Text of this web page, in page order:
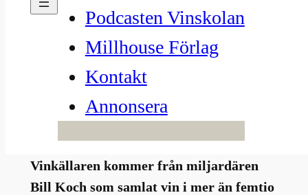
Podcasten Vinskolan
Millhouse Förlag
Kontakt
Annonsera
jun 4, 2025—avMillhouse
Vinvärlden
Årets auktion, anser de flesta som är
intresserade av riktigt exklusivt vin.
Vinkällaren kommer från miljardären
Bill Koch som samlat vin i mer än femtio